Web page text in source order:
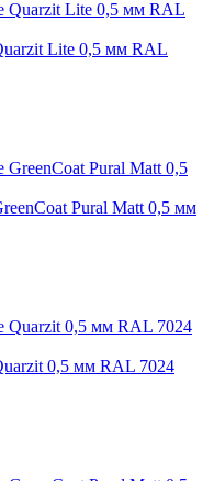
Lite 0,5 мм RAL
Pural Matt 0,5 мм
0,5 мм RAL 7024